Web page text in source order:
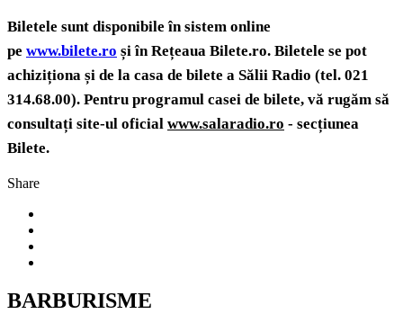
Biletele sunt disponibile în sistem online
pe www.bilete.ro și în Rețeaua Bilete.ro. Biletele se pot
achiziționa și de la casa de bilete a Sălii Radio (tel. 021
314.68.00). Pentru programul casei de bilete, vă rugăm să
consultați site-ul oficial www.salaradio.ro - secțiunea
Bilete.
Share
BARBURISME